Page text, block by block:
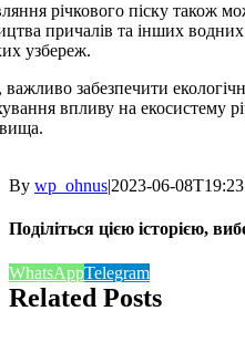
річкового піску також
причалів та інших
узбереж.
забезпечити
впливу на екосистему
By wp_ohnus|2023-06-
Поділіться цією історією,
WhatsAppTelegram
Related Posts